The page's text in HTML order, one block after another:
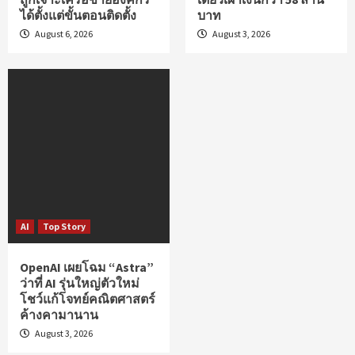
ได้ตั้งแต่ขั้นตอนติดตั้ง
August 6, 2026
บาท
August 3, 2026
AI Top Story
OpenAI เผยโฉม “Astra”
ว่าที่ AI รุ่นใหญ่ตัวใหม่
โชว์แก้โจทย์คณิตศาสตร์
ค้างคามานาน
August 3, 2026